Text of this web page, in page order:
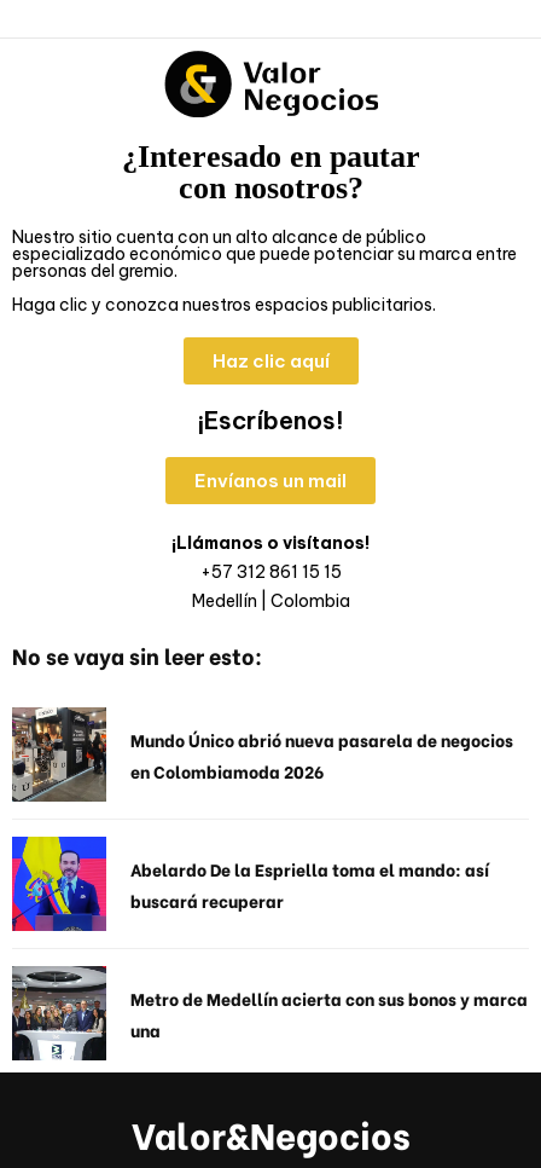
¿Interesado en pautar
con nosotros?
Nuestro sitio cuenta con un alto alcance de público
especializado económico que puede potenciar su marca entre
personas del gremio.
Haga clic y conozca nuestros espacios publicitarios.
Haz clic aquí
¡Escríbenos!
Envíanos un mail
¡Llámanos o visítanos!
+57 312 861 15 15
Medellín | Colombia
No se vaya sin leer esto:
Mundo Único abrió nueva pasarela de negocios
en Colombiamoda 2026
Abelardo De la Espriella toma el mando: así
buscará recuperar
Metro de Medellín acierta con sus bonos y marca
una
Valor&Negocios